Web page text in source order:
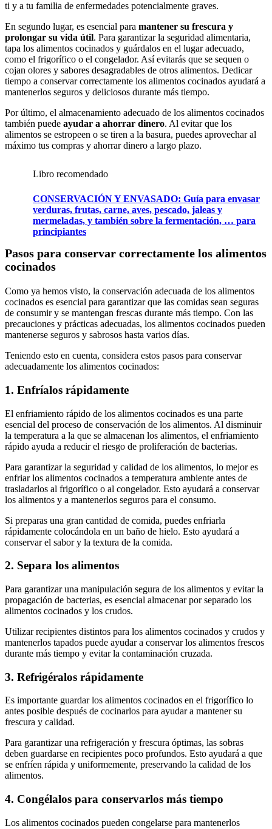
ti y a tu familia de enfermedades potencialmente graves.
En segundo lugar, es esencial para mantener su frescura y
prolongar su vida útil. Para garantizar la seguridad alimentaria,
tapa los alimentos cocinados y guárdalos en el lugar adecuado,
como el frigorífico o el congelador. Así evitarás que se sequen o
cojan olores y sabores desagradables de otros alimentos. Dedicar
tiempo a conservar correctamente los alimentos cocinados ayudará a
mantenerlos seguros y deliciosos durante más tiempo.
Por último, el almacenamiento adecuado de los alimentos cocinados
también puede ayudar a ahorrar dinero. Al evitar que los
alimentos se estropeen o se tiren a la basura, puedes aprovechar al
máximo tus compras y ahorrar dinero a largo plazo.
Libro recomendado
CONSERVACIÓN Y ENVASADO: Guía para envasar
verduras, frutas, carne, aves, pescado, jaleas y
mermeladas, y también sobre la fermentación, … para
principiantes
Pasos para conservar correctamente los alimentos
cocinados
Como ya hemos visto, la conservación adecuada de los alimentos
cocinados es esencial para garantizar que las comidas sean seguras
de consumir y se mantengan frescas durante más tiempo. Con las
precauciones y prácticas adecuadas, los alimentos cocinados pueden
mantenerse seguros y sabrosos hasta varios días.
Teniendo esto en cuenta, considera estos pasos para conservar
adecuadamente los alimentos cocinados:
1. Enfríalos rápidamente
El enfriamiento rápido de los alimentos cocinados es una parte
esencial del proceso de conservación de los alimentos. Al disminuir
la temperatura a la que se almacenan los alimentos, el enfriamiento
rápido ayuda a reducir el riesgo de proliferación de bacterias.
Para garantizar la seguridad y calidad de los alimentos, lo mejor es
enfriar los alimentos cocinados a temperatura ambiente antes de
trasladarlos al frigorífico o al congelador. Esto ayudará a conservar
los alimentos y a mantenerlos seguros para el consumo.
Si preparas una gran cantidad de comida, puedes enfriarla
rápidamente colocándola en un baño de hielo. Esto ayudará a
conservar el sabor y la textura de la comida.
2. Separa los alimentos
Para garantizar una manipulación segura de los alimentos y evitar la
propagación de bacterias, es esencial almacenar por separado los
alimentos cocinados y los crudos.
Utilizar recipientes distintos para los alimentos cocinados y crudos y
mantenerlos tapados puede ayudar a conservar los alimentos frescos
durante más tiempo y evitar la contaminación cruzada.
3. Refrigéralos rápidamente
Es importante guardar los alimentos cocinados en el frigorífico lo
antes posible después de cocinarlos para ayudar a mantener su
frescura y calidad.
Para garantizar una refrigeración y frescura óptimas, las sobras
deben guardarse en recipientes poco profundos. Esto ayudará a que
se enfríen rápida y uniformemente, preservando la calidad de los
alimentos.
4. Congélalos para conservarlos más tiempo
Los alimentos cocinados pueden congelarse para mantenerlos